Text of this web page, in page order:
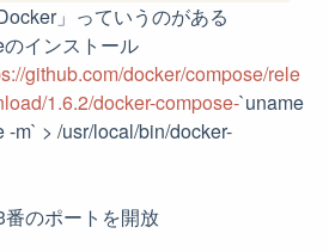
」っていうのがある
インストール
github.com/docker/compose/rele
1.6.2/docker-compose-`uname
-m` > /usr/local/bin/docker-
のポートを開放